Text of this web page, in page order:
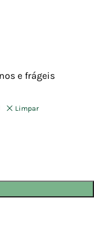
e frágeis
Limpar